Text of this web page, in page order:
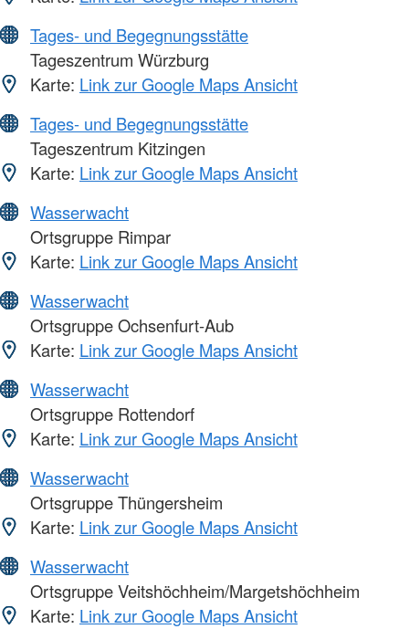
Tages- und Begegnungsstätte
Tageszentrum Würzburg
Karte: Link zur Google Maps Ansicht
Tages- und Begegnungsstätte
Tageszentrum Kitzingen
Karte: Link zur Google Maps Ansicht
Wasserwacht
Ortsgruppe Rimpar
Karte: Link zur Google Maps Ansicht
Wasserwacht
Ortsgruppe Ochsenfurt-Aub
Karte: Link zur Google Maps Ansicht
Wasserwacht
Ortsgruppe Rottendorf
Karte: Link zur Google Maps Ansicht
Wasserwacht
Ortsgruppe Thüngersheim
Karte: Link zur Google Maps Ansicht
Wasserwacht
Ortsgruppe Veitshöchheim/Margetshöchheim
Karte: Link zur Google Maps Ansicht